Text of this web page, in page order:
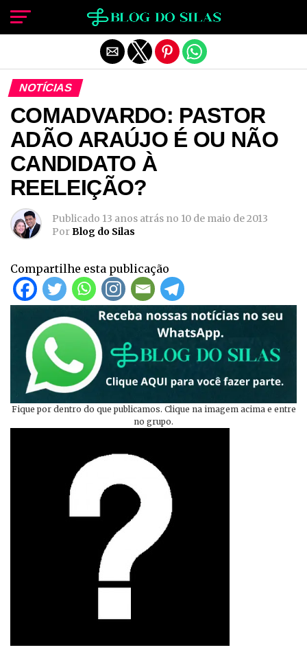
NOTÍCIAS
COMADVARDO: PASTOR
ADÃO ARAÚJO É OU NÃO
CANDIDATO À
REELEIÇÃO?
Publicado 13 anos atrás no 10 de maio de 2013
PorBlog do Silas
Compartilhe esta publicação
Fique por dentro do que publicamos. Clique na imagem acima e entre
no grupo.
Sair da versão mobile